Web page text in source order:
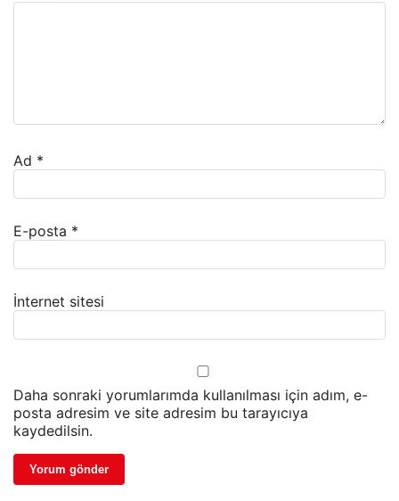
Ad *
E-posta *
İnternet sitesi
Daha sonraki yorumlarımda kullanılması için adım, e-
posta adresim ve site adresim bu tarayıcıya
kaydedilsin.